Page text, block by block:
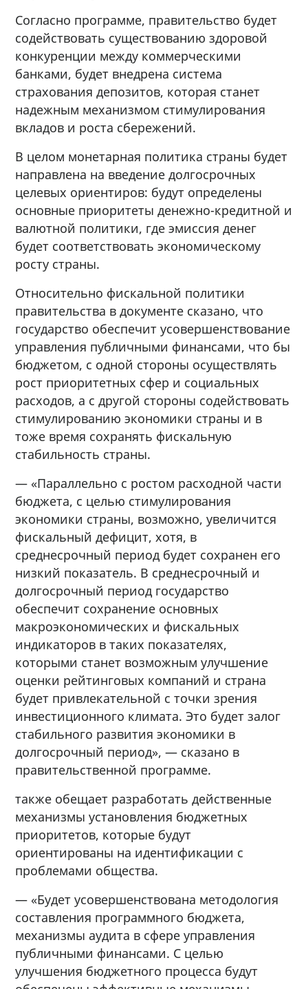
Согласно программе, правительство будет
содействовать существованию здоровой
конкуренции между коммерческими
банками, будет внедрена система
страхования депозитов, которая станет
надежным механизмом стимулирования
вкладов и роста сбережений.
В целом монетарная политика страны будет
направлена на введение долгосрочных
целевых ориентиров: будут определены
основные приоритеты денежно-кредитной и
валютной политики, где эмиссия денег
будет соответствовать экономическому
росту страны.
Относительно фискальной политики
правительства в документе сказано, что
государство обеспечит усовершенствование
управления публичными финансами, что бы
бюджетом, с одной стороны осуществлять
рост приоритетных сфер и социальных
расходов, а с другой стороны содействовать
стимулированию экономики страны и в
тоже время сохранять фискальную
стабильность страны.
— «Параллельно с ростом расходной части
бюджета, с целью стимулирования
экономики страны, возможно, увеличится
фискальный дефицит, хотя, в
среднесрочный период будет сохранен его
низкий показатель. В среднесрочный и
долгосрочный период государство
обеспечит сохранение основных
макроэкономических и фискальных
индикаторов в таких показателях,
которыми станет возможным улучшение
оценки рейтинговых компаний и страна
будет привлекательной с точки зрения
инвестиционного климата. Это будет залог
стабильного развития экономики в
долгосрочный период», — сказано в
правительственной программе.
также обещает разработать действенные
механизмы установления бюджетных
приоритетов, которые будут
ориентированы на идентификации с
проблемами общества.
— «Будет усовершенствована методология
составления программного бюджета,
механизмы аудита в сфере управления
публичными финансами. С целью
улучшения бюджетного процесса будут